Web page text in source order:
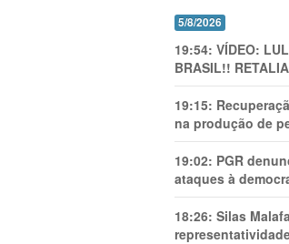
5/8/2026
19:54: VÍDEO:
BRASIL!!
19:15:
na produção de
19:02: PGR
ataques à
18:26: Silas